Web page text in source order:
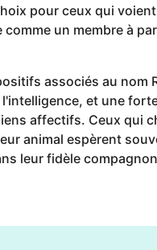
pour ceux qui
comme un membre à
associés au nom
et une
affectifs. Ceux qui
animal espèrent
leur fidèle